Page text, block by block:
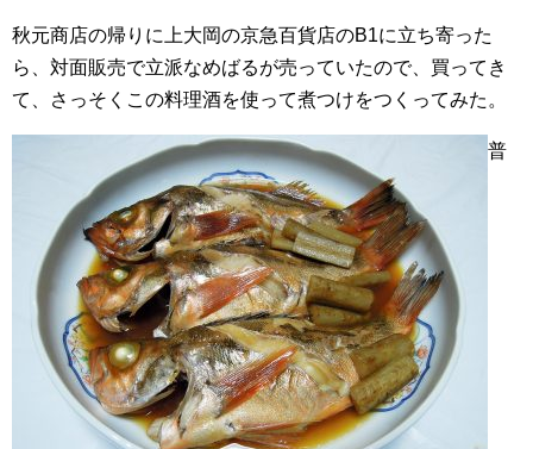
秋元商店の帰りに上大岡の京急百貨店のB1に立ち寄った
ら、対面販売で立派なめばるが売っていたので、買ってき
て、さっそくこの料理酒を使って煮つけをつくってみた。
普